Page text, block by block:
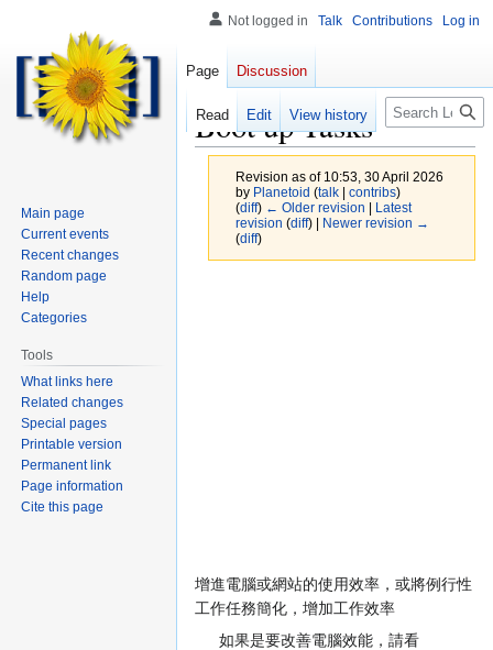
Boot up Tasks
Revision as of 10:53, 30 April 2026
by Planetoid (talk| contribs)
(diff) ← Older revision
Latest
revision (diff) |
Newer revision →
(diff)
Jump
to
navigation
Jump
to
search
增進電腦或網站的使用效率，或將例行性
工作任務簡化，增加工作效率
如果是要改善電腦效能，請看
Not logged in Talk Contributions Log in
Page Discussion
Read Edit View history Search
Main page
Current events
Recent changes
Random page
Help
Categories
Tools
What links here
Related changes
Special pages
Printable version
Permanent link
Page information
Cite this page